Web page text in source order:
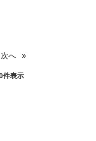
次へ
件表示